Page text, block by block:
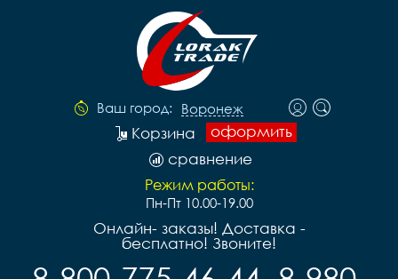
Ваш город: Воронеж
оформить
Корзина
сравнение
Режим работы:
Пн-Пт 10.00-19.00
Онлайн- заказы! Доставка -
бесплатно! Звоните!